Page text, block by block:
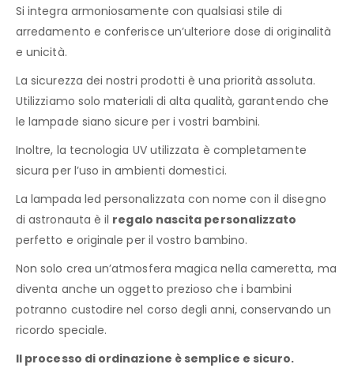
Si integra armoniosamente con qualsiasi stile di
arredamento e conferisce un’ulteriore dose di originalità
e unicità.
La sicurezza dei nostri prodotti è una priorità assoluta.
Utilizziamo solo materiali di alta qualità, garantendo che
le lampade siano sicure per i vostri bambini.
Inoltre, la tecnologia UV utilizzata è completamente
sicura per l’uso in ambienti domestici.
La lampada led personalizzata con nome con il disegno
di astronauta è il regalo nascita personalizzato
perfetto e originale per il vostro bambino.
Non solo crea un’atmosfera magica nella cameretta, ma
diventa anche un oggetto prezioso che i bambini
potranno custodire nel corso degli anni, conservando un
ricordo speciale.
Il processo di ordinazione è semplice e sicuro.